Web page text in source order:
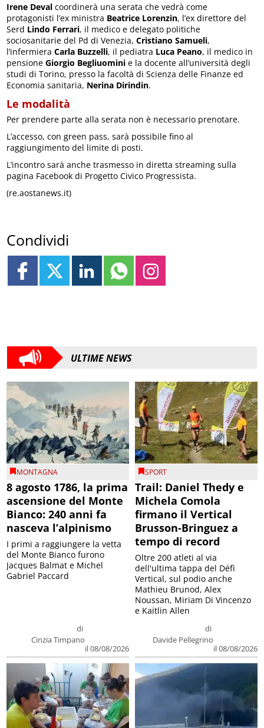
Irene Deval coordinerà una serata che vedrà come
protagonisti l’ex ministra Beatrice Lorenzin, l’ex direttore del
Serd Lindo Ferrari, il medico e delegato politiche
sociosanitarie del Pd di Venezia,Cristiano Samueli,
l’infermieraCarla Buzzelli, il pediatra Luca Peano, il medico in
pensioneGiorgio Begliuomini e la docente all’università degli
studi di Torino, presso la facoltà di Scienza delle Finanze ed
Economia sanitaria, Nerina Dirindin.
Le modalità
Per prendere parte alla serata non è necessario prenotare.
L’accesso, con green pass, sarà possibile fino al
raggiungimento del limite di posti.
L’incontro sarà anche trasmesso in diretta streaming sulla
pagina Facebook di Progetto Civico Progressista.
(re.aostanews.it)
Condividi
ULTIME NEWS
MONTAGNA
8 agosto 1786, la prima
ascensione del Monte
Bianco: 240 anni fa
nasceva l’alpinismo
di
Cinzia Timpano
il 08/08/2026
I primi a raggiungere la vetta
del Monte Bianco furono
Jacques Balmat e Michel
Gabriel Paccard
SPORT
Trail: Daniel Thedy e
Michela Comola
firmano il Vertical
Brusson-Bringuez a
tempo di record
di
Davide Pellegrino
il 08/08/2026
Oltre 200 atleti al via
dell'ultima tappa del Défì
Vertical, sul podio anche
Mathieu Brunod, Alex
Noussan, Miriam Di Vincenzo
e Kaitlin Allen